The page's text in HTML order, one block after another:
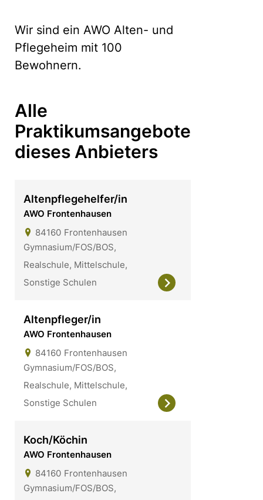
Wir sind ein AWO Alten- und
Pflegeheim mit 100
Bewohnern.
Alle
Praktikumsangebote
dieses Anbieters
Altenpflegehelfer/in
AWO Frontenhausen
84160 Frontenhausen
Gymnasium/FOS/BOS,
Realschule, Mittelschule,
Sonstige Schulen
Altenpfleger/in
AWO Frontenhausen
84160 Frontenhausen
Gymnasium/FOS/BOS,
Realschule, Mittelschule,
Sonstige Schulen
Koch/Köchin
AWO Frontenhausen
84160 Frontenhausen
Gymnasium/FOS/BOS,